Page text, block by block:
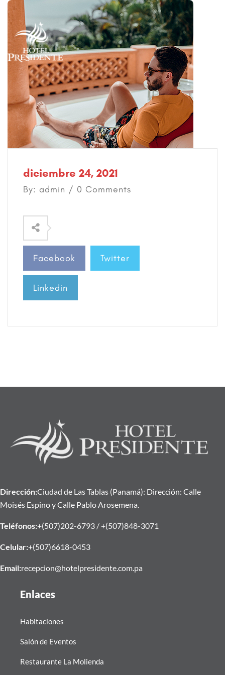
diciembre 24, 2021
By: admin / 0 Comments
Facebook Twitter
Linkedin
Dirección:Ciudad de Las Tablas (Panamá): Dirección: Calle
Moisés Espino y Calle Pablo Arosemena.
Teléfonos:+(507)202-6793 / +(507)848-3071
Celular:+(507)6618-0453
Email:recepcion@hotelpresidente.com.pa
Enlaces
Habitaciones
Salón de Eventos
Restaurante La Molienda